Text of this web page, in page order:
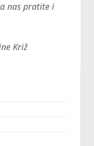
nas pratite i
Križ